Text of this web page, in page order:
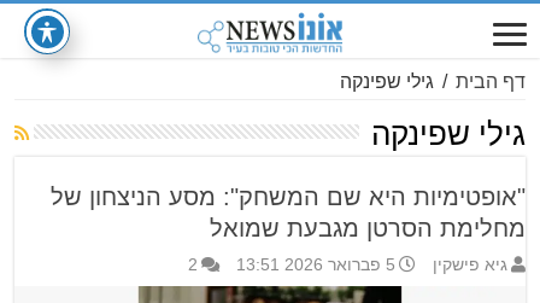
דף הבית / גילי שפינקה
גילי שפינקה
"אופטימיות היא שם המשחק": מסע הניצחון של
מחלימת הסרטן מגבעת שמואל
גיא פישקין 5 פברואר 2026 13:51 2